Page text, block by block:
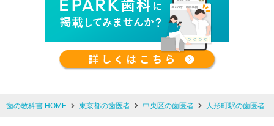
歯の教科書 HOME 東京都の歯医者 中央区の歯医者 人形町駅の歯医者